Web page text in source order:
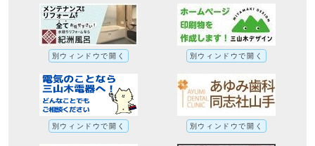
別ウィンドウで開く 別ウィンドウで開く
別ウィンドウで開く 別ウィンドウで開く